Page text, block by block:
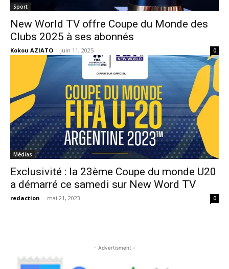
Sport
New World TV offre Coupe du Monde des
Clubs 2025 à ses abonnés
Kokou AZIATO - juin 11, 2025 0
Médias
Exclusivité : la 23ème Coupe du monde U20
a démarré ce samedi sur New Word TV
redaction - mai 21, 2023 0
- Advertisment -